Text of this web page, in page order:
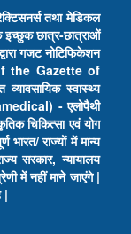
तथा मेडिकल
छात्र-छात्राओं
गजट नोटिफिकेशन
the Gazette of
स्वास्थ्य
- एलोपैथी
चिकित्सा एवं योग
भारत/ राज्यों में मान्य
सरकार, न्यायालय
में नहीं माने जाएंगे |
|